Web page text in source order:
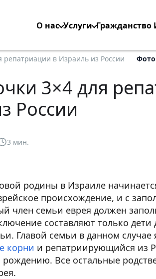
О нас Услуги Гражданство
репатриации в Израиль из России
3×4 для
России
3 мин.
родины в Израиле
происхождение, и с
член семьи еврея должен
составляют только дети
Главой семьи в данном случае
корни и репатриирующийся из
Все остальные